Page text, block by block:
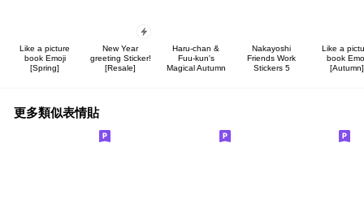
Like a picture
book Emoji
[Spring]
New Year
greeting Sticker!
[Resale]
Haru-chan &
Fuu-kun's
Magical Autumn
Nakayoshi
Friends Work
Stickers 5
Like a
book
[Autumn]
更多類似表情貼